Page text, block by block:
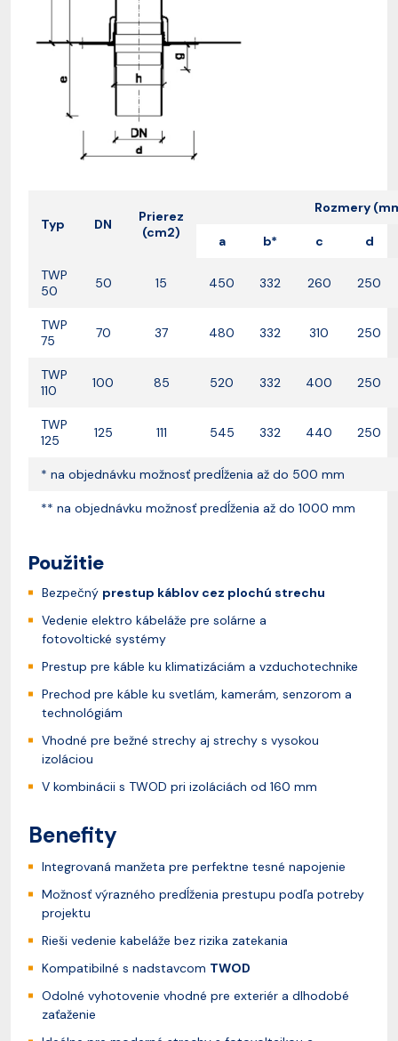
Typ DN
Prierez
(cm2)
Rozmery
a b* c d
TWP
50
50 15 450 332 260 250
TWP
75
70 37 480 332 310 250
TWP
110
100 85 520 332 400 250
TWP
125
125 111 545 332 440 250
* na objednávku možnosť predĺženia až do 500 mm
** na objednávku možnosť predĺženia až do 1000 mm
Použitie
Bezpečný prestup káblov cez plochú strechu
Vedenie elektro kábeláže pre solárne a
fotovoltické systémy
Prestup pre káble ku klimatizáciám a vzduchotechnike
Prechod pre káble ku svetlám, kamerám, senzorom a
technológiám
Vhodné pre bežné strechy aj strechy s vysokou
izoláciou
V kombinácii s TWOD pri izoláciách od 160 mm
Benefity
Integrovaná manžeta pre perfektne tesné napojenie
Možnosť výrazného predĺženia prestupu podľa potreby
projektu
Rieši vedenie kabeláže bez rizika zatekania
Kompatibilné s nadstavcom TWOD
Odolné vyhotovenie vhodné pre exteriér a dlhodobé
zaťaženie